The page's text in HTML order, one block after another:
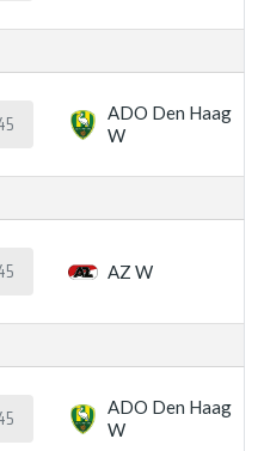
ADO Den Haag
W
AZ W
ADO Den Haag
W